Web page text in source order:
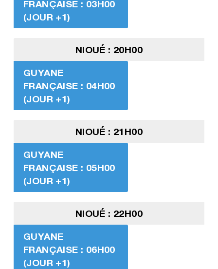
FRANÇAISE : 03H00
(JOUR +1)
NIOUÉ : 20H00
GUYANE
FRANÇAISE : 04H00
(JOUR +1)
NIOUÉ : 21H00
GUYANE
FRANÇAISE : 05H00
(JOUR +1)
NIOUÉ : 22H00
GUYANE
FRANÇAISE : 06H00
(JOUR +1)